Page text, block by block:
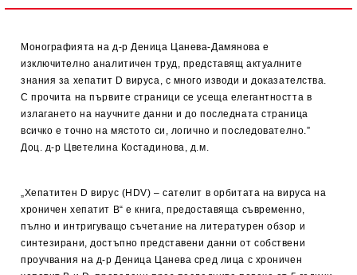
Монографията на д-р Деница Цанева-Дамянова е
изключително аналитичен труд, представящ актуалните
знания за хепатит D вируса, с много изводи и доказателства.
С прочита на първите страници се усеща елегантността в
излагането на научните данни и до последната страница
всичко е точно на мястото си, логично и последователно.”
Доц. д-р Цветелина Костадинова, д.м.
„Хепатитен D вирус (HDV) – сателит в орбитата на вируса на
хроничен хепатит B“ е книга, предоставяща съвременно,
пълно и интригуващо съчетание на литературен обзор и
синтезирани, достъпно представени данни от собствени
проучвания на д-р Деница Цанева сред лица с хроничен